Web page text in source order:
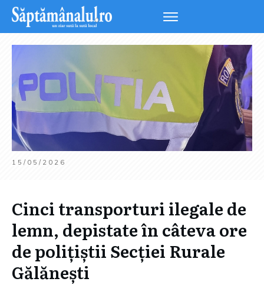
15/05/2026
Cinci transporturi ilegale de
lemn, depistate în câteva ore
de polițiștii Secției Rurale
Gălănești